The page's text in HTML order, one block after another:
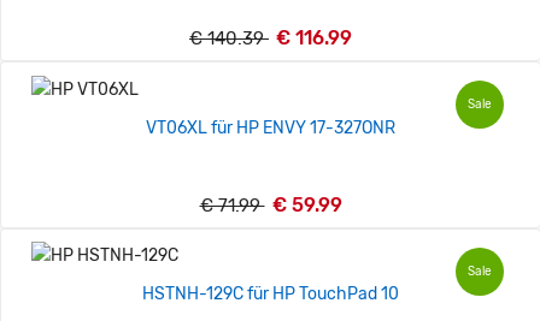
€ 140.39 € 116.99
Sale
VT06XL für HP ENVY 17-327ONR
€ 71.99 € 59.99
Sale
HSTNH-129C für HP TouchPad 10